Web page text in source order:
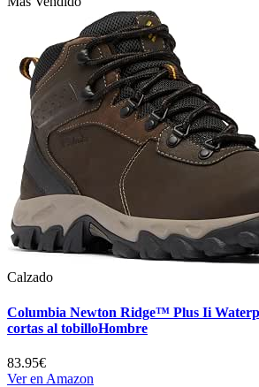
Calzado
Columbia Newton Ridge™ Plus Ii
cortas al tobilloHombre
83.95€
Ver en Amazon